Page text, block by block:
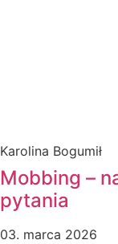
Karolina Bogumił
Mobbing –
pytania
03. marca 2026